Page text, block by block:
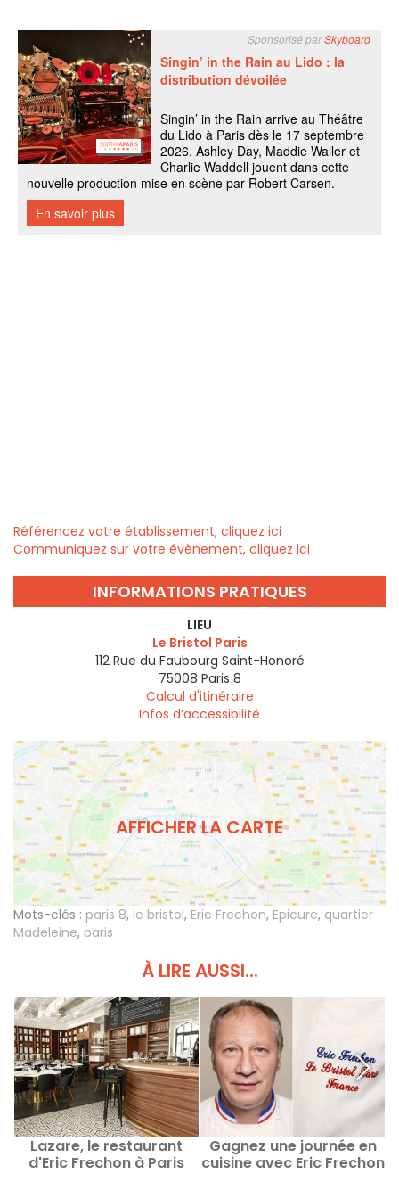
Référencez votre établissement, cliquez ici
Communiquez sur votre évènement, cliquez ici
INFORMATIONS PRATIQUES
LIEU
Le Bristol Paris
112 Rue du Faubourg Saint-Honoré
75008 Paris 8
Calcul d'itinéraire
Infos d’accessibilité
AFFICHER LA CARTE
Mots-clés : paris 8, le bristol, Eric Frechon, Epicure, quartier
Madeleine, paris
À LIRE AUSSI...
Lazare, le restaurant
d'Eric Frechon à Paris
Gagnez une journée en
cuisine avec Eric Frechon